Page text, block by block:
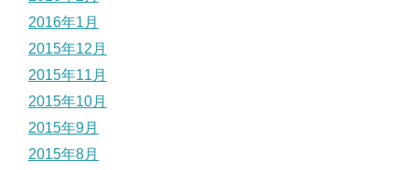
2016年1月
2015年12月
2015年11月
2015年10月
2015年9月
2015年8月